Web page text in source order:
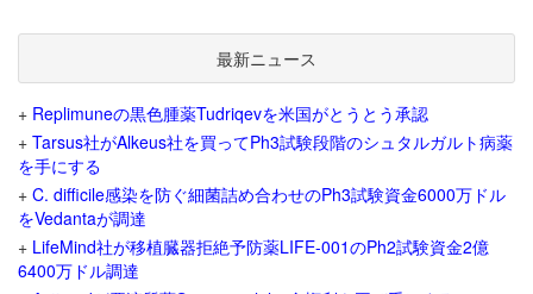
最新ニュース
+ Replimuneの黒色腫薬Tudriqevを米国がとうとう承認
+ Tarsus社がAlkeus社を買ってPh3試験段階のシュタルガルト病薬
を手にする
+ C. difficile感染を防ぐ細菌詰め合わせのPh3試験資金6000万ドル
をVedantaが調達
+ LifeMind社が移植臓器拒絶予防薬LIFE-001のPh2試験資金2億
6400万ドル調達